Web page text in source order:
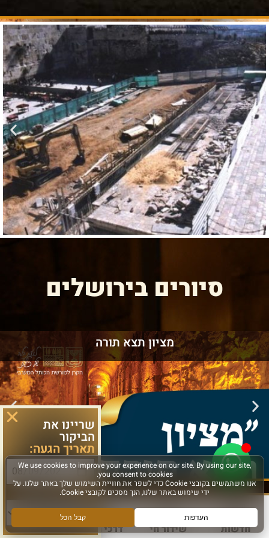
להרחבה
ולהעמקה.
הוספה
לסף
הוספה
לסף
סיורים בירושלים
מציון תצא תורה
חדשות שידור חי דרכי הגעה עוד
שריינו את
הביקור
תאריך הגעה:
סוג פעילות: